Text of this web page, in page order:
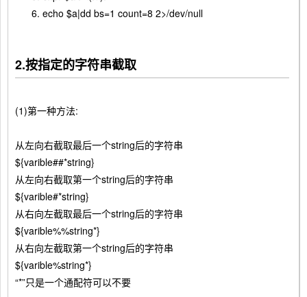
echo $a|dd bs=1 count=8 2>/dev/null
2.按指定的字符串截取
(1)第一种方法:
从左向右截取最后一个string后的字符串
${varible##*string}
从左向右截取第一个string后的字符串
${varible#*string}
从右向左截取最后一个string后的字符串
${varible%%string*}
从右向左截取第一个string后的字符串
${varible%string*}
“*”只是一个通配符可以不要